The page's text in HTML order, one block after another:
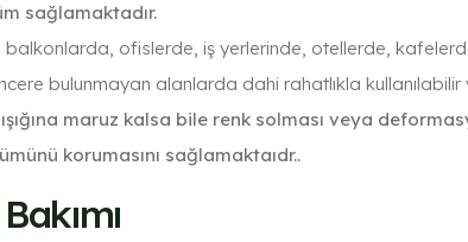
sağlamaktadır.
ofislerde, iş yerlerinde, otellerde,
bulunmayan alanlarda dahi rahatlıkla
maruz kalsa bile renk solması veya
korumasını sağlamaktaıdr..